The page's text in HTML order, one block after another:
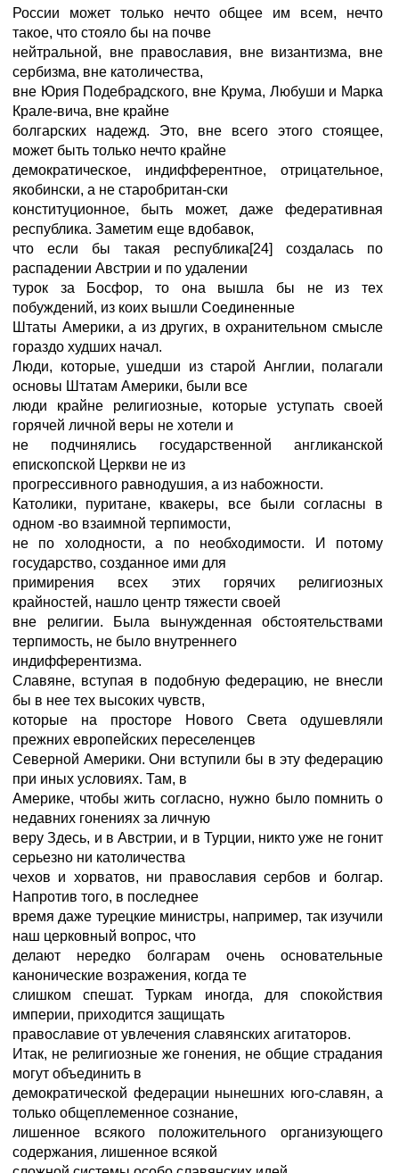
России может только нечто общее им всем, нечто
такое, что стояло бы на почве
нейтральной, вне православия, вне византизма, вне
сербизма, вне католичества,
вне Юрия Подебрадского, вне Крума, Любуши и Марка
Крале-вича, вне крайне
болгарских надежд. Это, вне всего этого стоящее,
может быть только нечто крайне
демократическое, индифферентное, отрицательное,
якобински, а не старобритан-ски
конституционное, быть может, даже федеративная
республика. Заметим еще вдобавок,
что если бы такая республика[24] создалась по
распадении Австрии и по удалении
турок за Босфор, то она вышла бы не из тех
побуждений, из коих вышли Соединенные
Штаты Америки, а из других, в охранительном смысле
гораздо худших начал.
Люди, которые, ушедши из старой Англии, полагали
основы Штатам Америки, были все
люди крайне религиозные, которые уступать своей
горячей личной веры не хотели и
не подчинялись государственной англиканской
епископской Церкви не из
прогрессивного равнодушия, а из набожности.
Католики, пуритане, квакеры, все были согласны в
одном -во взаимной терпимости,
не по холодности, а по необходимости. И потому
государство, созданное ими для
примирения всех этих горячих религиозных
крайностей, нашло центр тяжести своей
вне религии. Была вынужденная обстоятельствами
терпимость, не было внутреннего
индифферентизма.
Славяне, вступая в подобную федерацию, не внесли
бы в нее тех высоких чувств,
которые на просторе Нового Света одушевляли
прежних европейских переселенцев
Северной Америки. Они вступили бы в эту федерацию
при иных условиях. Там, в
Америке, чтобы жить согласно, нужно было помнить о
недавних гонениях за личную
веру Здесь, и в Австрии, и в Турции, никто уже не гонит
серьезно ни католичества
чехов и хорватов, ни православия сербов и болгар.
Напротив того, в последнее
время даже турецкие министры, например, так изучили
наш церковный вопрос, что
делают нередко болгарам очень основательные
канонические возражения, когда те
слишком спешат. Туркам иногда, для спокойствия
империи, приходится защищать
православие от увлечения славянских агитаторов.
Итак, не религиозные же гонения, не общие страдания
могут объединить в
демократической федерации нынешних юго-славян, а
только общеплеменное сознание,
лишенное всякого положительного организующего
содержания, лишенное всякой